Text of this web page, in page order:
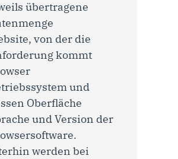
übertragene
von der die
kommt
und
Oberfläche
und Version der
werden bei